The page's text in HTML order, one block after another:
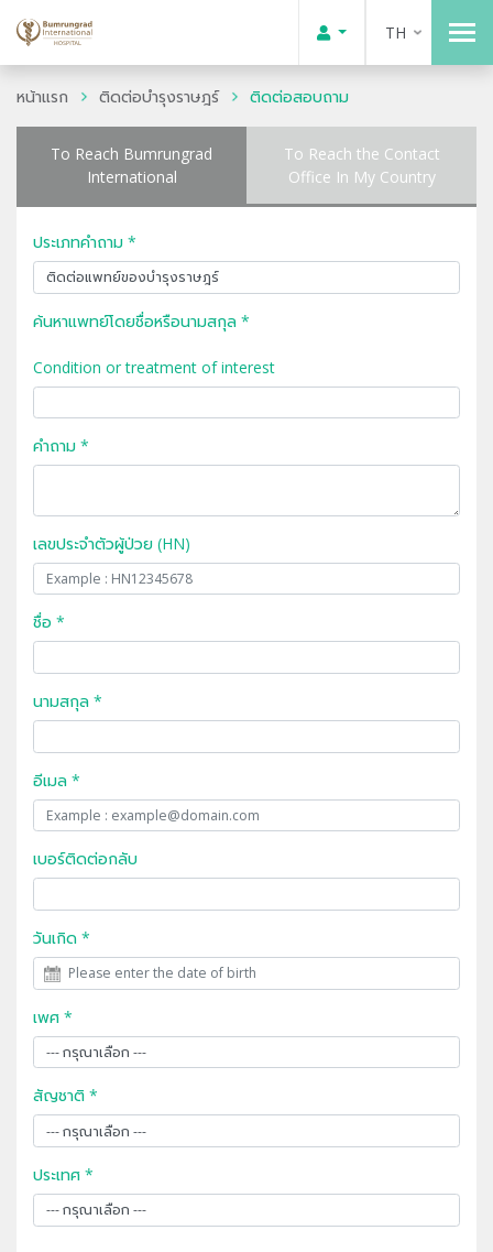
TH
หน้าแรก ติดต่อบำรุงราษฎร์ ติดต่อสอบถาม
To Reach Bumrungrad
International
To Reach the Contact
Office In My Country
ประเภทคำถาม *
ค้นหาแพทย์โดยชื่อหรือนามสกุล *
Condition or treatment of interest
คำถาม *
เลขประจำตัวผู้ป่วย (HN)
ชื่อ *
นามสกุล *
อีเมล *
เบอร์ติดต่อกลับ
วันเกิด *
เพศ *
สัญชาติ *
ประเทศ *